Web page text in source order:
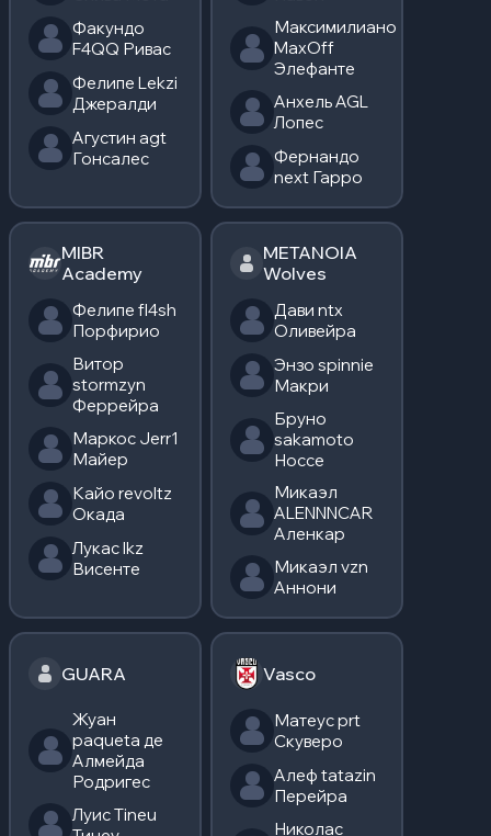
Факундо
F4QQ Ривас
Фелипе Lekzi
Джералди
Агустин agt
Гонсалес
Максимилиано
MaxOff
Элефанте
Анхель AGL
Лопес
Фернандо
next Гарро
MIBR
Academy
Фелипе fl4sh
Порфирио
Витор
stormzyn
Феррейра
Маркос Jerr1
Майер
Кайо revoltz
Окада
Лукас lkz
Висенте
METANOIA
Wolves
Дави ntx
Оливейра
Энзо spinnie
Макри
Бруно
sakamoto
Носсе
Микаэл
ALENNNCAR
Аленкар
Микаэл vzn
Аннони
GUARA
Жуан
paqueta де
Алмейда
Родригес
Луис Tineu
Vasco
Матеус prt
Скуверо
Алеф tatazin
Перейра
Николас